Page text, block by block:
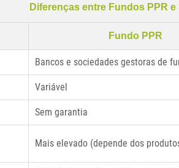
Diferenças entre Fundos PPR
Fundo PPR
Bancos e sociedades gestoras de
Variável
Sem garantia
Mais elevado (depende dos